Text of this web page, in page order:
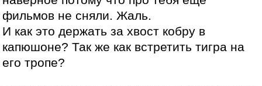
фильмов не сняли. Жаль.
И как это держать за хвост кобру в
капюшоне? Так же как встретить тигра на
его тропе?